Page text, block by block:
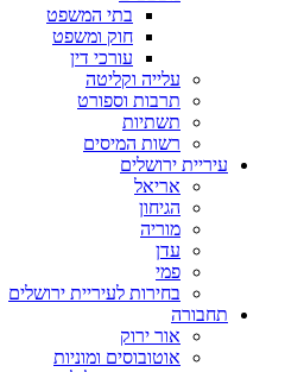
בתי המשפט
חוק ומשפט
עורכי דין
עלייה וקליטה
תרבות וספורט
תשתיות
רשות המיסים
עיריית ירושלים
אריאל
הגיחון
מוריה
עדן
פמי
בחירות לעיריית ירושלים
תחבורה
אור ירוק
אוטובוסים ומוניות